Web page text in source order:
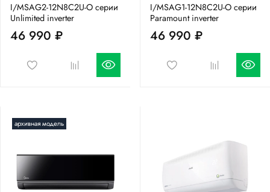
I/MSAG2-12N8C2U-O серии
Unlimited inverter
46 990 ₽
I/MSAG1-12N8C2U-O серии
Paramount inverter
46 990 ₽
архивная модель